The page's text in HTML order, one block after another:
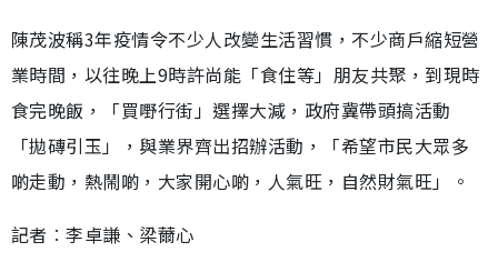
陳茂波稱3年疫情令不少人改變生活習慣，不少商戶縮短營
業時間，以往晚上9時許尚能「食住等」朋友共聚，到現時
食完晚飯，「買嘢行街」選擇大減，政府冀帶頭搞活動
「拋磚引玉」，與業界齊出招辦活動，「希望市民大眾多
啲走動，熱鬧啲，大家開心啲，人氣旺，自然財氣旺」。
記者︰李卓謙、梁薾心